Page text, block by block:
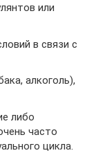
или
в связи с
алкоголь),
либо
часто
цикла.